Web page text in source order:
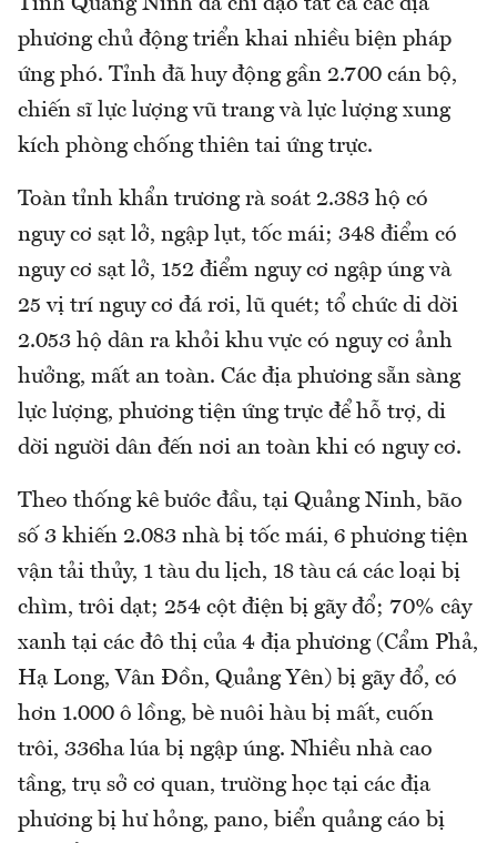
phương chủ động triển khai nhiều biện pháp
ứng phó. Tỉnh đã huy động gần 2.700 cán bộ,
chiến sĩ lực lượng vũ trang và lực lượng xung
kích phòng chống thiên tai ứng trực.
Toàn tỉnh khẩn trương rà soát 2.383 hộ có
nguy cơ sạt lở, ngập lụt, tốc mái; 348 điểm có
nguy cơ sạt lở, 152 điểm nguy cơ ngập úng và
25 vị trí nguy cơ đá rơi, lũ quét; tổ chức di dời
2.053 hộ dân ra khỏi khu vực có nguy cơ ảnh
hưởng, mất an toàn. Các địa phương sẵn sàng
lực lượng, phương tiện ứng trực để hỗ trợ, di
dời người dân đến nơi an toàn khi có nguy cơ.
Theo thống kê bước đầu, tại Quảng Ninh, bão
số 3 khiến 2.083 nhà bị tốc mái, 6 phương tiện
vận tải thủy, 1 tàu du lịch, 18 tàu cá các loại bị
chìm, trôi dạt; 254 cột điện bị gãy đổ; 70% cây
xanh tại các đô thị của 4 địa phương (Cẩm Phả,
Hạ Long, Vân Đồn, Quảng Yên) bị gãy đổ, có
hơn 1.000 ô lồng, bè nuôi hàu bị mất, cuốn
trôi, 336ha lúa bị ngập úng. Nhiều nhà cao
tầng, trụ sở cơ quan, trường học tại các địa
phương bị hư hỏng, pano, biển quảng cáo bị